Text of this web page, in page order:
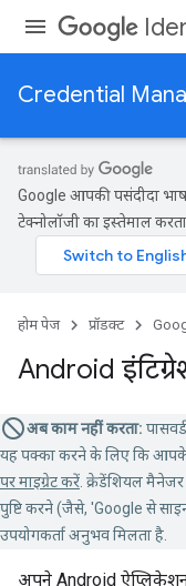
Credential
Google आपकी पसंदीदा
टेक्नोलॉजी का इस्तेमाल
होम पेज प्रॉडक्ट
Android
अब काम नहीं करता:
यह पक्का करने के लिए कि आपके
पर माइग्रेट करें . क्रेडेंशियल
पुष्टि करने (जैसे, 'Google से
उपयोगकर्ता अनुभव मिलता है.
अपने Android